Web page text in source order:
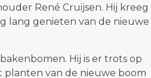
René Cruijsen. Hij kreeg
lang genieten van de nieuwe
Hij is er trots op
planten van de nieuwe boom